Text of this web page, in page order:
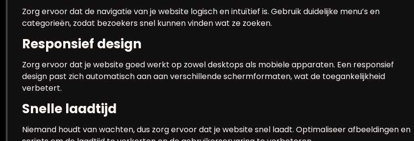
Zorg ervoor dat de navigatie van je website logisch en intuïtief is. Gebruik duidelijke menu’s en
categorieën, zodat bezoekers snel kunnen vinden wat ze zoeken.
Responsief design
Zorg ervoor dat je website goed werkt op zowel desktops als mobiele apparaten. Een responsief
design past zich automatisch aan aan verschillende schermformaten, wat de toegankelijkheid
verbetert.
Snelle laadtijd
Niemand houdt van wachten, dus zorg ervoor dat je website snel laadt. Optimaliseer afbeeldingen en